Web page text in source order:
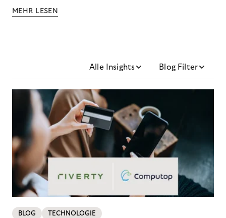
MEHR LESEN
Alle Insights Blog Filter
BLOG TECHNOLOGIE